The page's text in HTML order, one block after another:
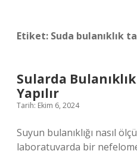
Etiket: Suda bulanıklık
Sularda
Yapılır
Tarih: Ekim 6, 2024
Suyun bulanıklığı nasıl
laboratuvarda bir